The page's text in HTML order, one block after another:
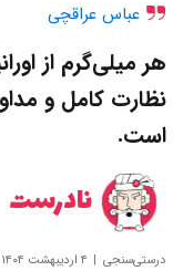
عباس عراقچی
هر میلی‌گرم از
نظارت کامل و
است.
نادرست
درستی‌سنجی ۴ اردیبهشت ۱۴۰۴